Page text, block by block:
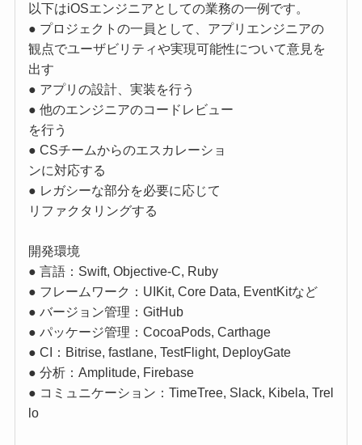
以下はiOSエンジニアとしての業務の一例です。
● プロジェクトの一員として、アプリエンジニアの
観点でユーザビリティや実現可能性について意見を
出す
● アプリの設計、実装を行う
● 他のエンジニアのコードレビュー
を行う
● CSチームからのエスカレーショ
ンに対応する
● レガシーな部分を必要に応じて
リファクタリングする
開発環境
● 言語：Swift, Objective-C, Ruby
● フレームワーク：UIKit, Core Data, EventKitなど
● バージョン管理：GitHub
● パッケージ管理：CocoaPods, Carthage
● CI：Bitrise, fastlane, TestFlight, DeployGate
● 分析：Amplitude, Firebase
● コミュニケーション：TimeTree, Slack, Kibela, Trel
lo